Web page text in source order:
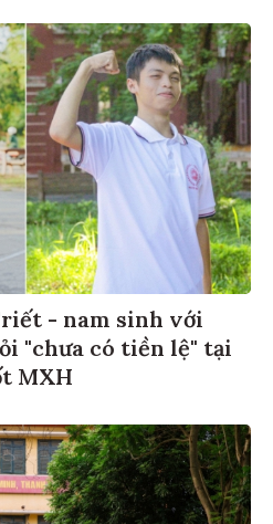
- nam sinh với
"chưa có tiền lệ" tại
MXH